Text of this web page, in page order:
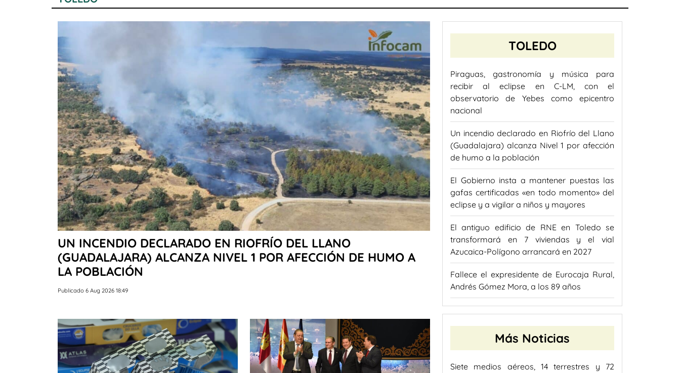
UN INCENDIO DECLARADO EN RIOFRÍO DEL LLANO
(GUADALAJARA) ALCANZA NIVEL 1 POR AFECCIÓN DE HUMO A
LA POBLACIÓN
Publicado 6 Aug 2026 18:49
TOLEDO
Piraguas, gastronomía y música para
recibir al eclipse en C-LM, con el
observatorio de Yebes como epicentro
nacional
Un incendio declarado en Riofrío del Llano
(Guadalajara) alcanza Nivel 1 por afección
de humo a la población
El Gobierno insta a mantener puestas las
gafas certificadas «en todo momento» del
eclipse y a vigilar a niños y mayores
El antiguo edificio de RNE en Toledo se
transformará en 7 viviendas y el vial
Azucaica-Polígono arrancará en 2027
Fallece el expresidente de Eurocaja Rural,
Andrés Gómez Mora, a los 89 años
Más Noticias
Siete medios aéreos, 14 terrestres y 72